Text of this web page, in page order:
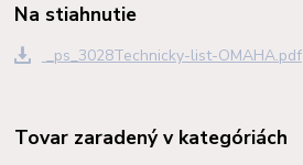
Na stiahnutie
_ps_3028Technicky-list-OMAHA.pdf
Tovar zaradený v kategóriách